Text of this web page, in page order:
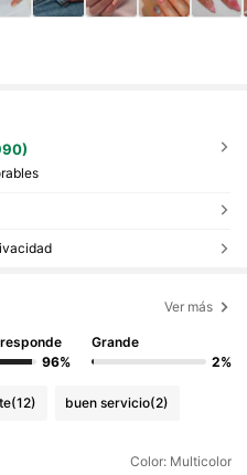
Ver más
96%
Grande
2%
(12) buen servicio(2)
Color: Multicolor